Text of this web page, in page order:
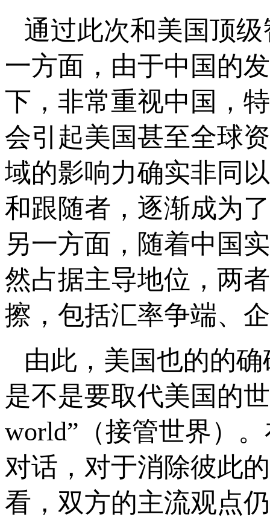
通过此次和美国顶
一方面，由于中国的
下，非常重视中国，
会引起美国甚至全球
域的影响力确实非同
和跟随者，逐渐成为
另一方面，随着中国
然占据主导地位，两
擦，包括汇率争端、
由此，美国也的的
是不是要取代美国的
world”（接管世界）
对话，对于消除彼此
看，双方的主流观点